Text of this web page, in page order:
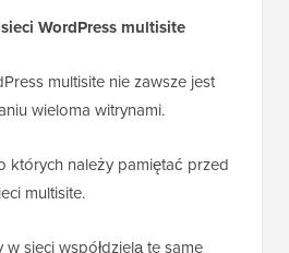
WordPress multisite
multisite nie zawsze jest
wieloma witrynami.
których należy pamiętać przed
multisite.
w sieci współdzielą te same